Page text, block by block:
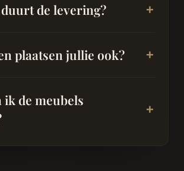
de levering?
plaatsen jullie ook?
ik de meubels